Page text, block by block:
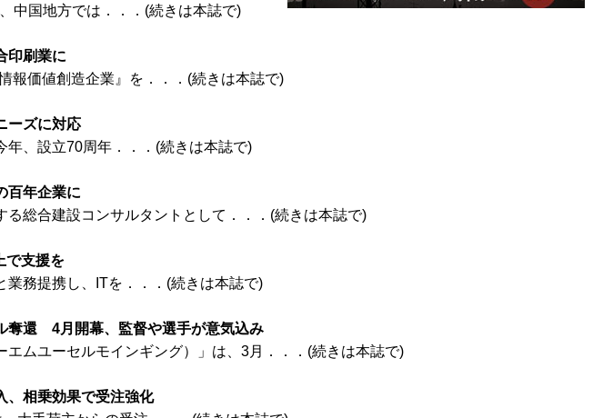
中国地方では．．．(続きは本誌で)
印刷業に
報価値創造企業』を．．．(続きは本誌で)
ーズに対応
、設立70周年．．．(続きは本誌で)
百年企業に
総合建設コンサルタントとして．．．(続きは本誌で)
で支援を
務提携し、ITを．．．(続きは本誌で)
奪還 4月開幕、監督や選手が意気込み
ムユーセルモインギング）」は、3月．．．(続きは本誌で)
相乗効果で受注強化